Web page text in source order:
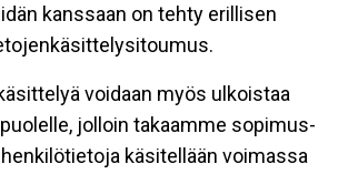
kanssaan on tehty erillisen
voidaan myös ulkoistaa
jolloin takaamme sopimus-
käsitellään voimassa